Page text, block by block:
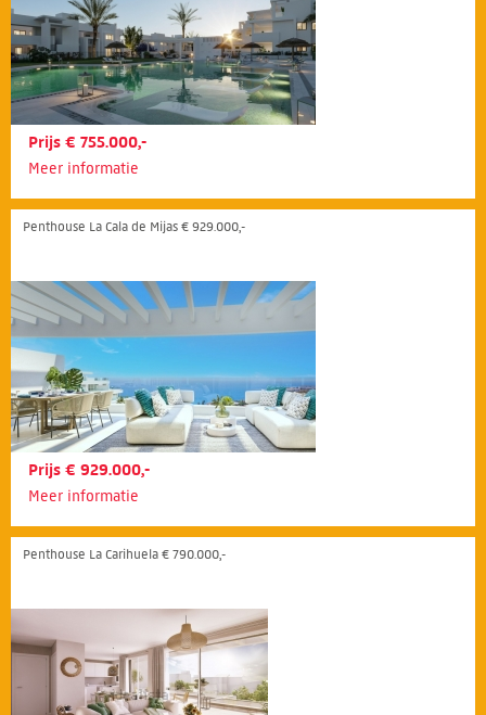
Prijs € 755.000,-
Meer informatie
Penthouse La Cala de Mijas € 929.000,-
Prijs € 929.000,-
Meer informatie
Penthouse La Carihuela € 790.000,-